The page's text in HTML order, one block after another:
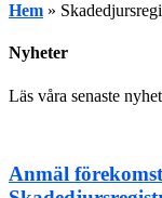
Hem »
Nyheter
Läs våra senaste
Anmäl